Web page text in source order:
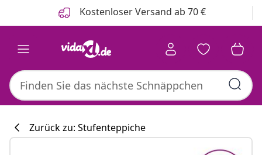
Kostenloser Versand ab 70 €
Zurück zu: Stufenteppiche